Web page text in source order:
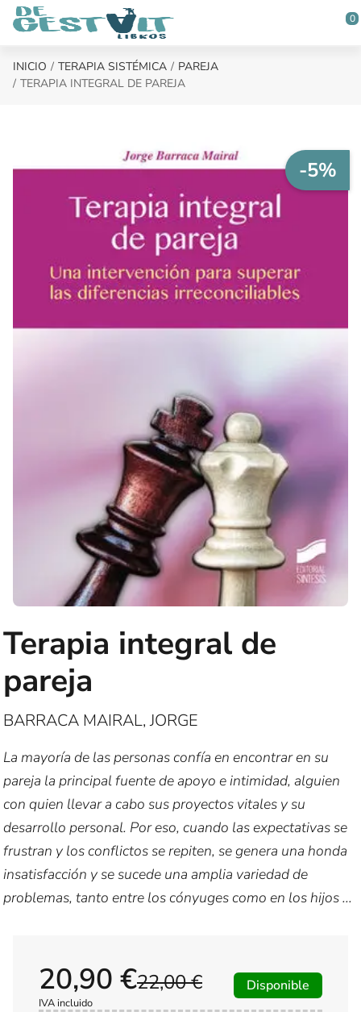
Saltar al contenido principal
0
INICIO TERAPIA SISTÉMICA
PAREJA
TERAPIA INTEGRAL DE PAREJA
-5%
Terapia integral de
pareja
BARRACA MAIRAL, JORGE
La mayoría de las personas confía en encontrar en su
pareja la principal fuente de apoyo e intimidad, alguien
con quien llevar a cabo sus proyectos vitales y su
desarrollo personal. Por eso, cuando las expectativas se
frustran y los conflictos se repiten, se genera una honda
insatisfacción y se sucede una amplia variedad de
problemas, tanto entre los cónyuges como en los hijos ...
22,00 €
20,90 €
IVA incluido
Disponible